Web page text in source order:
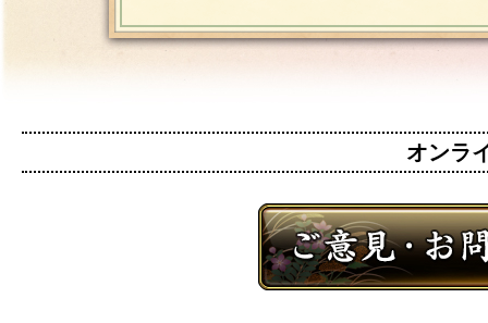
オンラ